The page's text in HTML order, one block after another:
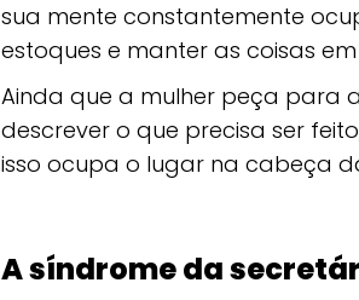
sua mente constantemente
estoques e manter as coisas
Ainda que a mulher peça para
descrever o que precisa ser
isso ocupa o lugar na cabeça
A síndrome da